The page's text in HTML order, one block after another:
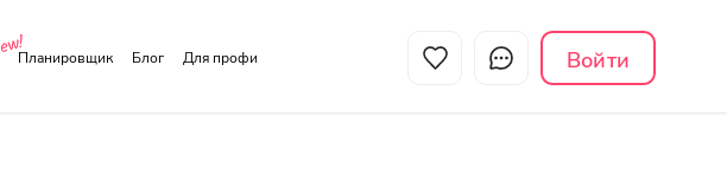
Войти
Планировщик Блог Для профи